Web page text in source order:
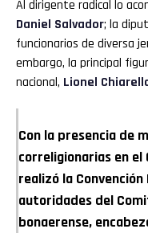
Al dirigente radical lo
Daniel Salvador; la
funcionarios de diversa
embargo, la principal
nacional, Lionel
Con la presencia de
correligionarias en el
realizó la
autoridades del
bonaerense,